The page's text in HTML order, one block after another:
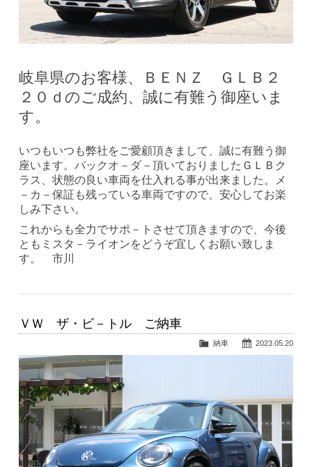
岐阜県のお客様、ＢＥＮＺ ＧＬＢ２
２０ｄのご成約、誠に有難う御座いま
す。
いつもいつも弊社をご愛顧頂きまして、誠に有難う御
座います。バックオ－ダ－頂いておりましたＧＬＢク
ラス、状態の良い車両を仕入れる事が出来ました。メ
－カ－保証も残っている車両ですので、安心してお楽
しみ下さい。
これからも全力でサポ－トさせて頂きますので、今後
ともミスタ－ライオンをどうぞ宜しくお願い致しま
す。 市川
ＶＷ ザ・ビ－トル ご納車
2023.05.20
納車